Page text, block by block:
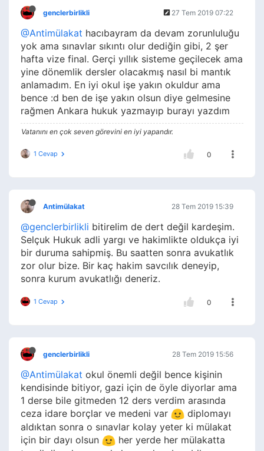
genclerbirlikli 27 Tem 2019 07:22
@Antimülakat hacıbayram da devam zorunluluğu
yok ama sınavlar sıkıntı olur dediğin gibi, 2 şer
hafta vize final. Gerçi yıllık sisteme geçilecek ama
yine dönemlik dersler olacakmış nasıl bi mantık
anlamadım. En iyi okul işe yakın okuldur ama
bence :d ben de işe yakın olsun diye gelmesine
rağmen Ankara hukuk yazmayıp burayı yazdım
Vatanını en çok seven görevini en iyi yapandır.
1 Cevap 0
Antimülakat 28 Tem 2019 15:39
@genclerbirlikli bitirelim de dert değil kardeşim.
Selçuk Hukuk adli yargı ve hakimlikte oldukça iyi
bir duruma sahipmiş. Bu saatten sonra avukatlık
zor olur bize. Bir kaç hakim savcılık deneyip,
sonra kurum avukatlığı deneriz.
1 Cevap 0
genclerbirlikli 28 Tem 2019 15:56
@Antimülakat okul önemli değil bence kişinin
kendisinde bitiyor, gazi için de öyle diyorlar ama
1 derse bile gitmeden 12 ders verdim arasında
ceza idare borçlar ve medeni var
diplomayı
aldıktan sonra o sınavlar kolay yeter ki mülakat
için bir dayı olsun
her yerde her mülakatta